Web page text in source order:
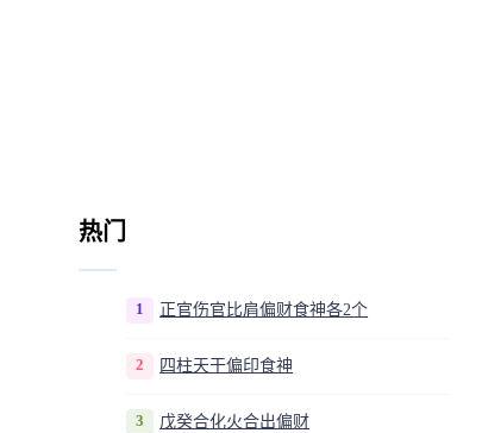
热门
1 正官伤官比肩偏财食神各2个
2 四柱天干偏印食神
3 戊癸合化火合出偏财